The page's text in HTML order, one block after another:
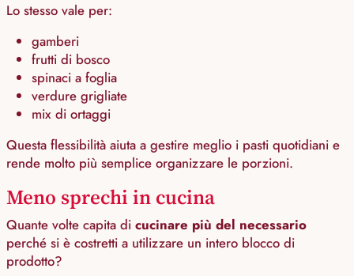
Lo stesso vale per:
gamberi
frutti di bosco
spinaci a foglia
verdure grigliate
mix di ortaggi
Questa flessibilità aiuta a gestire meglio i pasti quotidiani e
rende molto più semplice organizzare le porzioni.
Meno sprechi in cucina
Quante volte capita di cucinare più del necessario
perché si è costretti a utilizzare un intero blocco di
prodotto?